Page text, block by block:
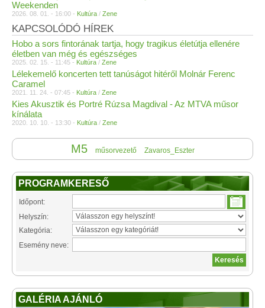
Weekenden
2026. 08. 01. - 16:00 - Kultúra / Zene
KAPCSOLÓDÓ HÍREK
Hobo a sors fintorának tartja, hogy tragikus életútja ellenére
életben van még és egészséges
2025. 02. 15. - 11:45 - Kultúra / Zene
Lélekemelő koncerten tett tanúságot hitéről Molnár Ferenc
Caramel
2021. 11. 24. - 07:45 - Kultúra / Zene
Kies Akusztik és Portré Rúzsa Magdival - Az MTVA műsor
kínálata
2020. 10. 10. - 13:30 - Kultúra / Zene
M5 műsorvezető Zavaros_Eszter
PROGRAMKERESŐ
Időpont:
Helyszín:
Kategória:
Esemény neve:
GALÉRIA AJÁNLÓ